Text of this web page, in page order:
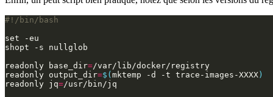
set
shopt
readonly
base_dir=
readonly output_dir=$( mktemp -d -t trace-images-XXXX )
readonly jq=